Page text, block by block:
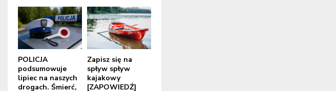
POLICJA
podsumowuje
lipiec na naszych
drogach. Śmierć,
Zapisz się na
spływ spływ
kajakowy
[ZAPOWIEDŹ]